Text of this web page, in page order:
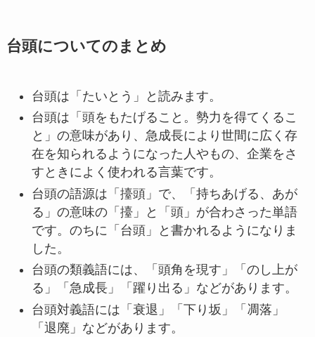
台頭についてのまとめ
台頭は「たいとう」と読みます。
台頭は「頭をもたげること。勢力を得てくるこ
と」の意味があり、急成長により世間に広く存
在を知られるようになった人やもの、企業をさ
すときによく使われる言葉です。
台頭の語源は「擡頭」で、「持ちあげる、あが
る」の意味の「擡」と「頭」が合わさった単語
です。のちに「台頭」と書かれるようになりま
した。
台頭の類義語には、「頭角を現す」「のし上が
る」「急成長」「躍り出る」などがあります。
台頭対義語には「衰退」「下り坂」「凋落」
「退廃」などがあります。